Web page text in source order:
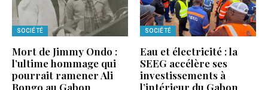
SOCIÉTÉ
Mort de Jimmy Ondo :
l’ultime hommage qui
pourrait ramener Ali
Bongo au Gabon
SOCIÉTÉ
Eau et électricité : la
SEEG accélère ses
investissements à
l’intérieur du Gabon